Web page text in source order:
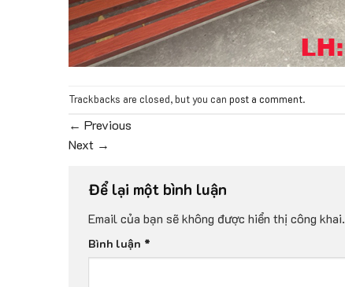
Trackbacks are closed, but you can post a comment.
← Previous
Next →
Để lại một bình luận
Email của bạn sẽ không được hiển thị công khai.
Bình luận *